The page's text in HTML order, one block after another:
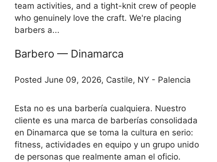
team activities, and a tight-knit crew of people
who genuinely love the craft. We're placing
barbers a...
Barbero — Dinamarca
Posted June 09, 2026, Castile, NY - Palencia
Esta no es una barbería cualquiera. Nuestro
cliente es una marca de barberías consolidada
en Dinamarca que se toma la cultura en serio:
fitness, actividades en equipo y un grupo unido
de personas que realmente aman el oficio.